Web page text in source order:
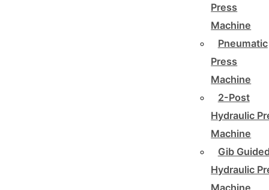
Press
Machine
Pneumatic
Press
Machine
2-Post
Hydraulic
Machine
Gib
Hydraulic
Machine